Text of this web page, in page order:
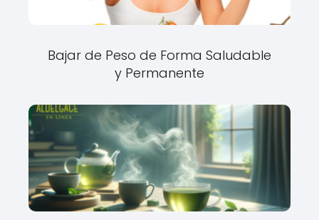
Bajar de Peso de Forma Saludable
y Permanente